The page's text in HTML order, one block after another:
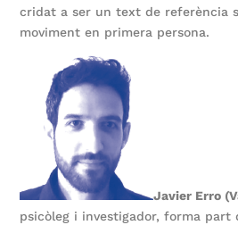
cridat a ser un text de referència
moviment en primera persona.
Javier Erro
psicòleg i investigador, forma part